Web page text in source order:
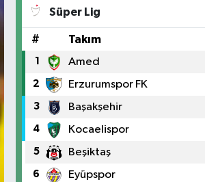
Süper Lig
# Takım
1 Amed
2 Erzurumspor FK
3 Başakşehir
4 Kocaelispor
5 Beşiktaş
6 Eyüpspor